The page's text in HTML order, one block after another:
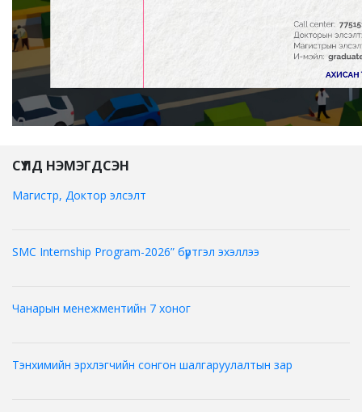
СҮҮЛД НЭМЭГДСЭН
Магистр, Доктор элсэлт
SMC Internship Program-2026” бүртгэл эхэллээ
Чанарын менежментийн 7 хоног
Тэнхимийн эрхлэгчийн сонгон шалгаруулалтын зар